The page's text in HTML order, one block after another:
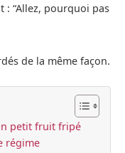
: “Allez, pourquoi pas
de la même façon.
petit fruit fripé
régime